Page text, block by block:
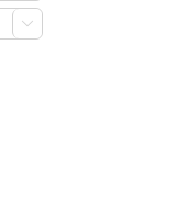
